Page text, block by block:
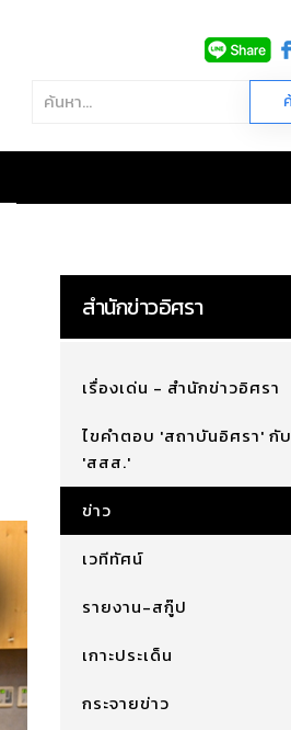
สำนักข่าวอิศรา
เรื่องเด่น - สำนักข่าวอิศรา
ไขคำตอบ 'สถาบันอิศรา' กับ
'สสส.'
ข่าว
เวทีทัศน์
รายงาน-สกู๊ป
เกาะประเด็น
กระจายข่าว